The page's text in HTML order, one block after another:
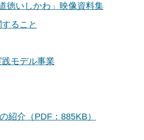
徳いしかわ」映像資料集
ること
モデル事業
紹介（PDF：885KB）